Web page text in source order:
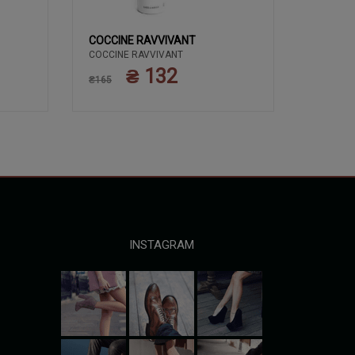
COCCINE RAVVIVANT
COCCINE RAVVIVANT
₴165 ₴ 132
INSTAGRAM